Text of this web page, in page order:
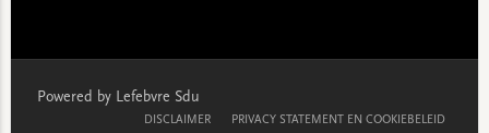
Powered by Lefebvre Sdu
DISCLAIMER PRIVACY STATEMENT EN COOKIEBELEID